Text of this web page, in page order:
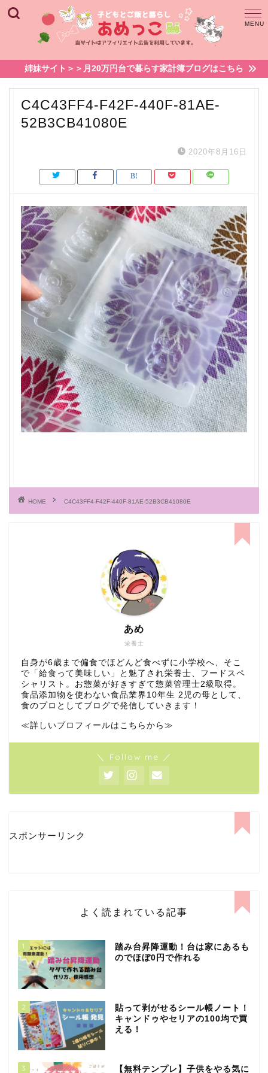
姉妹サイト＞＞月20万円台で暮らす家計簿ブログはこちら
C4C43FF4-F42F-440F-81AE-
52B3CB41080E
2020年8月16日
HOME C4C43FF4-F42F-440F-81AE-52B3CB41080E
栄養士
あめ
自身が6歳まで偏食でほどんど食べずに小学校へ、そこ
で「給食って美味しい」と魅了され栄養士、フードスペ
シャリスト。お惣菜が好きすぎて惣菜管理士2級取得。
食品添加物を使わない食品業界10年生 2児の母として、
食のプロとしてブログで発信していきます！
≪詳しいプロフィールはこちらから≫
＼ Follow me ／
スポンサーリンク
よく読まれている記事
1
踏み台昇降運動！台は家にあるも
のでほぼ0円で作れる
2
貼って剥がせるシール帳ノート！
キャンドゥやセリアの100均で買
える！
3 【無料テンプレ】子供をやる気に